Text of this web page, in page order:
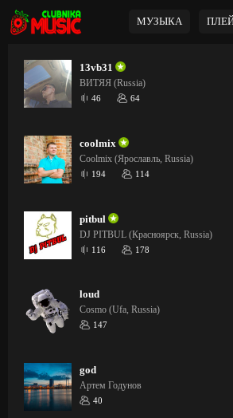
МУЗЫКА
13vb31
ВИТЯЯ (Russia)
46 64
coolmix
Coolmix (Ярославль, Russia)
194 114
pitbul
DJ PITBUL (Красноярск, Russia)
116 178
loud
Cosmo (Ufa, Russia)
147
god
Артем Годунов
40